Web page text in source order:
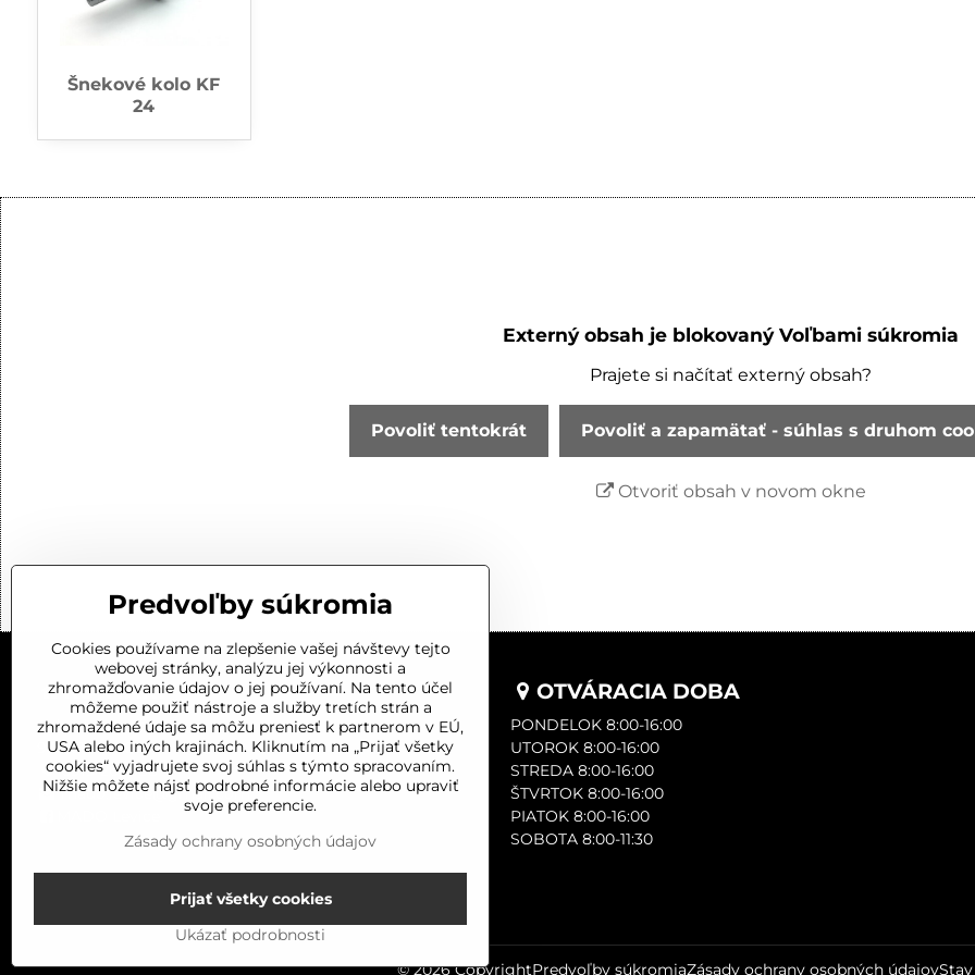
Šnekové kolo KF
24
Externý obsah je blokovaný Voľbami súkromia
Prajete si načítať externý obsah?
Povoliť tentokrát Povoliť a zapamätať - súhlas s druhom
Otvoriť obsah v novom okne
KONTAKT
Kalnická cesta 1
934 01 LEVICE
0919 201 688
mado.levice@gmail.com
OTVÁRACIA DOBA
PONDELOK 8:00-16:00
UTOROK 8:00-16:00
STREDA 8:00-16:00
ŠTVRTOK 8:00-16:00
PIATOK 8:00-16:00
SOBOTA 8:00-11:30
©2026CopyrightPredvoľby súkromiaZásady ochrany osobných údajov
Predvoľby súkromia
Cookies používame na zlepšenie vašej návštevy tejto
webovej stránky, analýzu jej výkonnosti a
zhromažďovanie údajov o jej používaní. Na tento účel
môžeme použiť nástroje a služby tretích strán a
zhromaždené údaje sa môžu preniesť k partnerom v EÚ,
USA alebo iných krajinách. Kliknutím na „Prijať všetky
cookies“ vyjadrujete svoj súhlas s týmto spracovaním.
Nižšie môžete nájsť podrobné informácie alebo upraviť
svoje preferencie.
Zásady ochrany osobných údajov
Ukázať podrobnosti
Prijať všetky cookies